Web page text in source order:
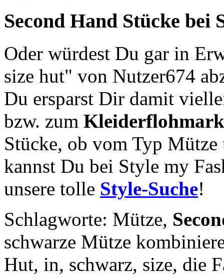
Second Hand Stücke bei
Oder würdest Du gar in
size hut" von Nutzer674
Du ersparst Dir damit
bzw. zum
Stücke, ob vom Typ
kannst Du bei Style my
unsere tolle Style-Suche!
Schlagworte: Mütze,
schwarze Mütze
Hut, in, schwarz, size, die